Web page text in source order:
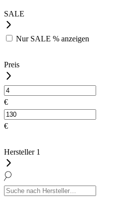
SALE
Nur SALE % anzeigen
Preis
€
€
Hersteller 1